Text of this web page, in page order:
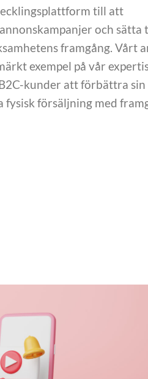
till att
och sätta
framgång. Vårt
exempel på vår
kunder att förbättra sin
försäljning med